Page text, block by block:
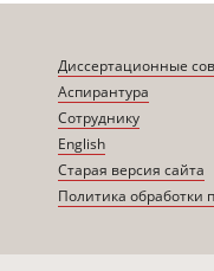
Диссертационные
Аспирантура
Сотруднику
English
Старая версия сайта
Политика обработки